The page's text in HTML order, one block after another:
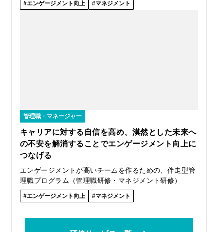
エンゲージメント向上 マネジメント
管理職・マネージャー
キャリアに対する自信を高め、漠然とした未来へ
の不安を解消することでエンゲージメント向上に
つなげる
エンゲージメントが高いチームを作るための、伴走型管
理職プログラム（管理職研修・マネジメント研修）
エンゲージメント向上 マネジメント